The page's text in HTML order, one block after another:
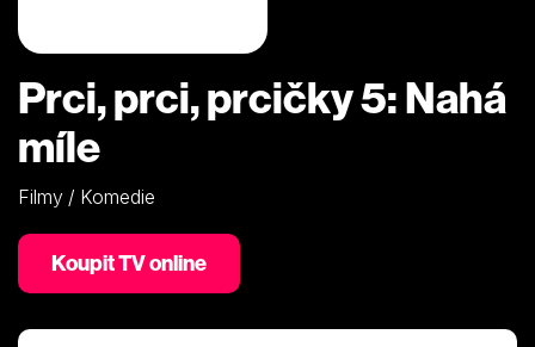
Prci, prci, prcičky 5: Nahá
míle
Filmy / Komedie
Koupit TV online